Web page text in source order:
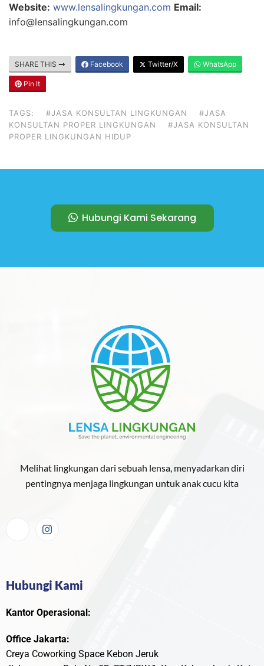
Website: www.lensalingkungan.com Email:
info@lensalingkungan.com
SHARE THIS Facebook Twitter/X WhatsApp
Pin It
TAGS: #JASA KONSULTAN LINGKUNGAN
#JASA
KONSULTAN PROPER LINGKUNGAN
#JASA KONSULTAN
PROPER LINGKUNGAN HIDUP
Hubungi Kami Sekarang
Melihat lingkungan dari sebuah lensa, menyadarkan diri
pentingnya menjaga lingkungan untuk anak cucu kita
Hubungi Kami
Kantor Operasional:
Office Jakarta:
Creya Coworking Space Kebon Jeruk